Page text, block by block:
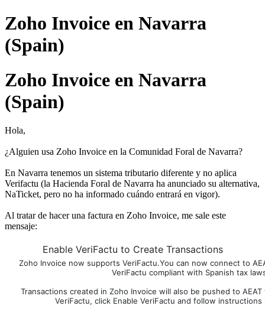
Zoho Invoice en Navarra
(Spain)
Zoho Invoice en Navarra
(Spain)
Hola,
¿Alguien usa Zoho Invoice en la Comunidad Foral de Navarra?
En Navarra tenemos un sistema tributario diferente y no aplica
Verifactu (la Hacienda Foral de Navarra ha anunciado su alternativa,
NaTicket, pero no ha informado cuándo entrará en vigor).
Al tratar de hacer una factura en Zoho Invoice, me sale este
mensaje:
Enable VeriFactu to Create Transactions
Zoho Invoice now supports VeriFactu.You can now connect to
VeriFactu compliant with Spanish tax
Transactions created in Zoho Invoice will also be pushed to
VeriFactu, click Enable VeriFactu and follow